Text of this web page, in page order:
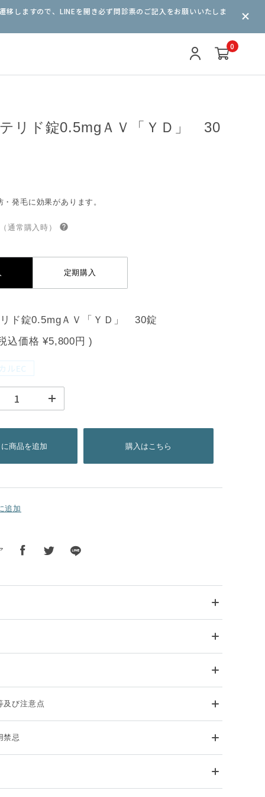
しますので、LINEを開き必ず問診票のご記入をお願いいたしま
0
リド錠0.5mgＡＶ「ＹＤ」 30
発毛に効果があります。
（通常購入時）
定期購入
ド錠0.5mgＡＶ「ＹＤ」 30錠
込価格¥5,800円 )
ルEC
商品を追加 購入はこちら
追加
及び注意点
禁忌